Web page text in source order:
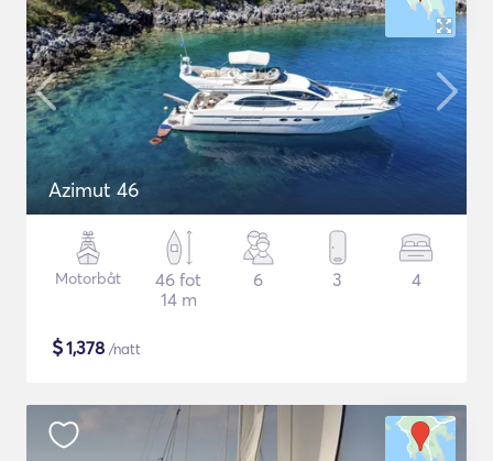
Azimut 46
Motorbåt
46 fot
14 m
6 3 4
$1,378 /natt